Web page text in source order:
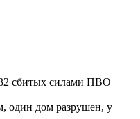
сбитых силами ПВО
один дом разрушен, у